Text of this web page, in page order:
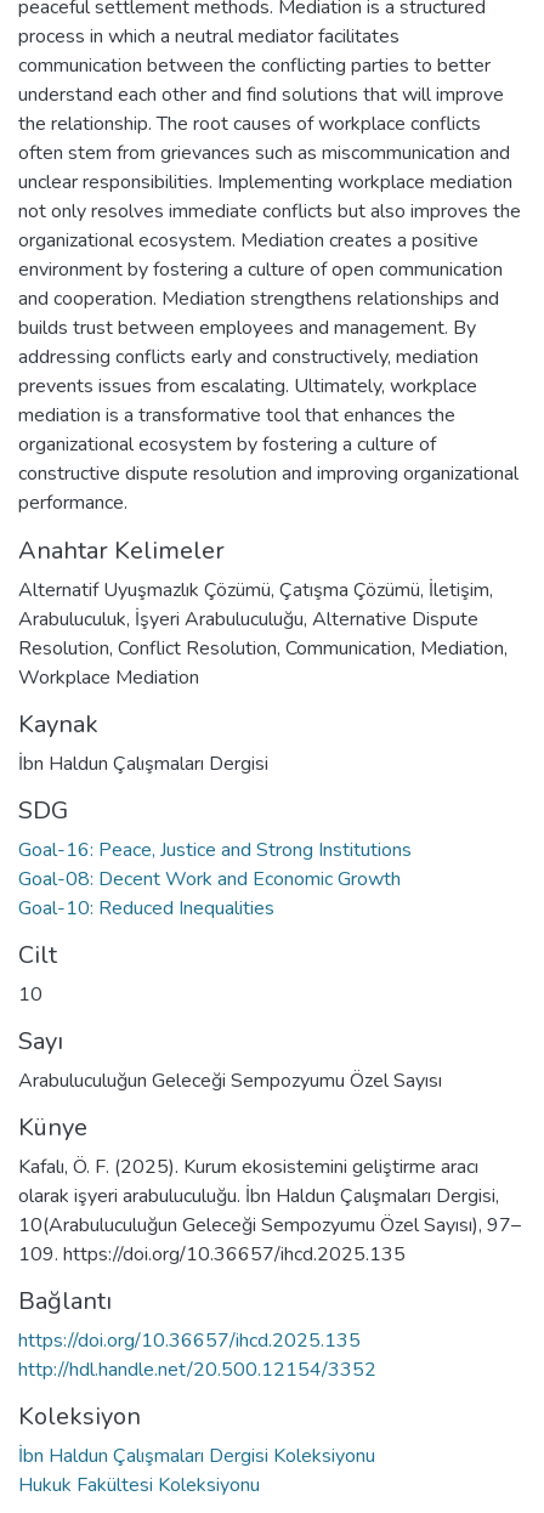
peaceful settlement methods. Mediation is a structured
process in which a neutral mediator facilitates
communication between the conflicting parties to better
understand each other and find solutions that will improve
the relationship. The root causes of workplace conflicts
often stem from grievances such as miscommunication and
unclear responsibilities. Implementing workplace mediation
not only resolves immediate conflicts but also improves the
organizational ecosystem. Mediation creates a positive
environment by fostering a culture of open communication
and cooperation. Mediation strengthens relationships and
builds trust between employees and management. By
addressing conflicts early and constructively, mediation
prevents issues from escalating. Ultimately, workplace
mediation is a transformative tool that enhances the
organizational ecosystem by fostering a culture of
constructive dispute resolution and improving organizational
performance.
Anahtar Kelimeler
Alternatif Uyuşmazlık Çözümü, Çatışma Çözümü, İletişim,
Arabuluculuk, İşyeri Arabuluculuğu, Alternative Dispute
Resolution, Conflict Resolution, Communication, Mediation,
Workplace Mediation
Kaynak
İbn Haldun Çalışmaları Dergisi
SDG
Goal-16: Peace, Justice and Strong Institutions
Goal-08: Decent Work and Economic Growth
Goal-10: Reduced Inequalities
Cilt
10
Sayı
Arabuluculuğun Geleceği Sempozyumu Özel Sayısı
Künye
Kafalı, Ö. F. (2025). Kurum ekosistemini geliştirme aracı
olarak işyeri arabuluculuğu. İbn Haldun Çalışmaları Dergisi,
10(Arabuluculuğun Geleceği Sempozyumu Özel Sayısı), 97–
109. https://doi.org/10.36657/ihcd.2025.135
Bağlantı
https://doi.org/10.36657/ihcd.2025.135
http://hdl.handle.net/20.500.12154/3352
Koleksiyon
İbn Haldun Çalışmaları Dergisi Koleksiyonu
Hukuk Fakültesi Koleksiyonu